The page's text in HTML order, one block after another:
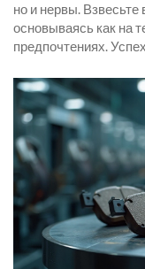
но и нервы.
основываясь как на
предпочтениях.